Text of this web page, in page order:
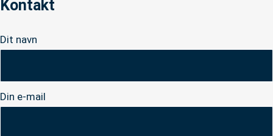
Kontakt
Dit navn
Din e-mail